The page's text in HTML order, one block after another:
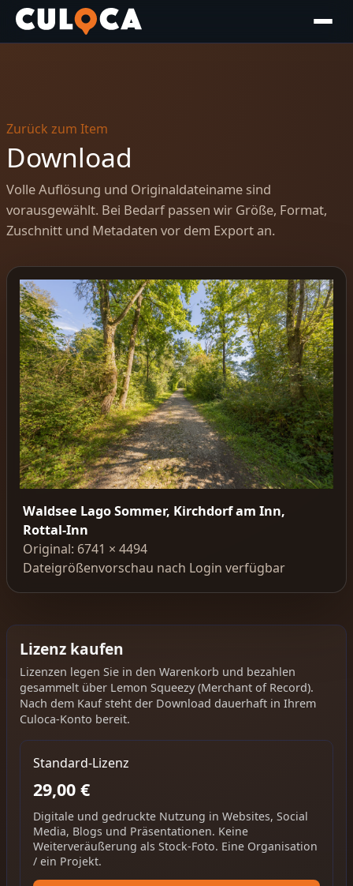
Zurück zum Item
Download
Volle Auflösung und Originaldateiname sind
vorausgewählt. Bei Bedarf passen wir Größe, Format,
Zuschnitt und Metadaten vor dem Export an.
Waldsee Lago Sommer, Kirchdorf am Inn,
Rottal-Inn
Original: 6741 × 4494
Dateigrößenvorschau nach Login verfügbar
Lizenz kaufen
Lizenzen legen Sie in den Warenkorb und bezahlen
gesammelt über Lemon Squeezy (Merchant of Record).
Nach dem Kauf steht der Download dauerhaft in Ihrem
Culoca-Konto bereit.
Standard-Lizenz
29,00 €
Digitale und gedruckte Nutzung in Websites, Social
Media, Blogs und Präsentationen. Keine
Weiterveräußerung als Stock-Foto. Eine Organisation
/ ein Projekt.